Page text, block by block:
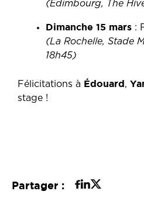
(Édimbourg, The
Dimanche 15 mars :
(La Rochelle, Stade
18h45)
Félicitations à Édouard,
stage !
Partager :